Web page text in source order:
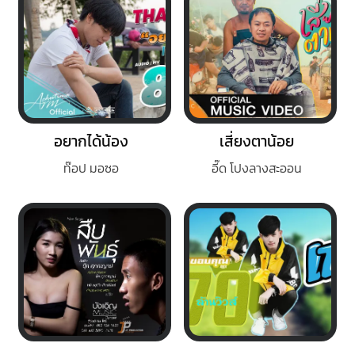
อยากได้น้อง
ท๊อป มอซอ
เสี่ยงตาน้อย
อี๊ด โปงลางสะออน